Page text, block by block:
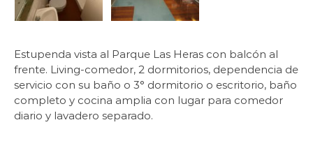
Estupenda vista al Parque Las Heras con balcón al
frente. Living-comedor, 2 dormitorios, dependencia de
servicio con su baño o 3° dormitorio o escritorio, baño
completo y cocina amplia con lugar para comedor
diario y lavadero separado.